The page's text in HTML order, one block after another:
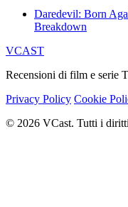
Daredevil: Born
Breakdown
VCAST
Recensioni di film e serie
Privacy Policy Cookie
© 2026 VCast. Tutti i